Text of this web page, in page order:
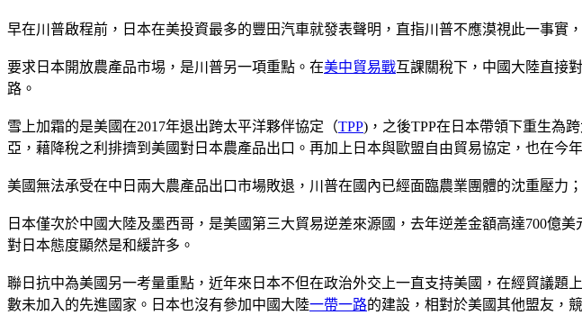
早在川普啟程前，日本在美投資最多的豐田汽車就發表聲明，直指川普不應漠視此一事實
要求日本開放農產品市埸，是川普另一項重點。在美中貿易戰互課關稅下，中國大陸直接
路。
雪上加霜的是美國在2017年退出跨太平洋夥伴協定（TPP)，之後TPP在日本帶領下重生為
亞，藉降稅之利排擠到美國對日本農產品出口。再加上日本與歐盟自由貿易協定，也在今
美國無法承受在中日兩大農產品出口市場敗退，川普在國內已經面臨農業團體的沈重壓力
日本僅次於中國大陸及墨西哥，是美國第三大貿易逆差來源國，去年逆差金額高達700億
對日本態度顯然是和緩許多。
聯日抗中為美國另一考量重點，近年來日本不但在政治外交上一直支持美國，在經貿議
數未加入的先進國家。日本也沒有參加中國大陸一帶一路的建設，相對於美國其他盟友，